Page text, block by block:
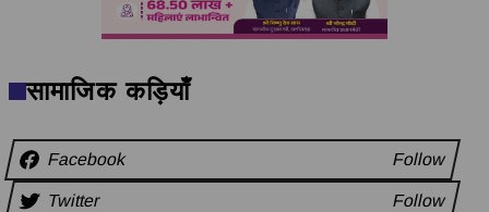
सामाजिक कड़ियाँ
Facebook Follow
Twitter Follow